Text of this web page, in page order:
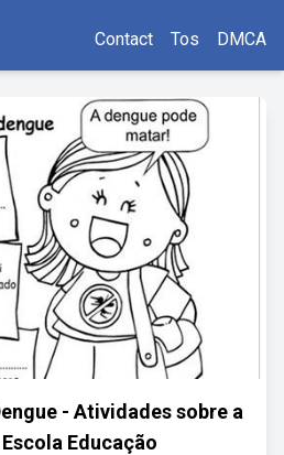
Contact Tos DMCA
- Atividades sobre a
Educação